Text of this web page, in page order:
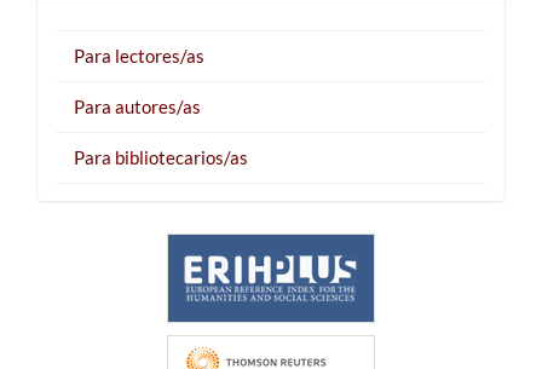
Para lectores/as
Para autores/as
Para bibliotecarios/as